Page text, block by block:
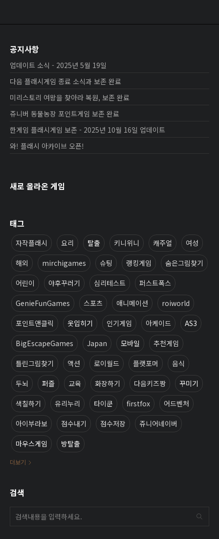
공지사항
업데이트 소식 - 2025년 5월 19일
다음 플래시게임 종료 소식과 보존 완료
미리스토리 여왕을 찾아라 복원, 보존 완료
쥬니버 동물농장 포인트게임 보존 완료
한게임 플래시게임 보존 - 2025년 10월 16일 업데이트
와! 플래시 아카이브 오픈!
새로 올라온 게임
태그
자작플래시 요리 탈출 키니위니 캐주얼 여성
해외 mirchigames 슈팅 랭킹게임 숨은그림찾기
어린이 야후꾸러기 심리테스트 퍼스트폭스
GenieFunGames 스포츠 애니메이션 roiworld
포인트앤클릭 옷입히기 인기게임 아케이드 AS3
BigEscapeGames Japan 모바일 추천게임
틀린그림찾기 액션 로이월드 플랫포머 음식
두뇌 퍼즐 교육 화장하기 다음키즈짱 꾸미기
색칠하기 유리누리 타이쿤 firstfox 어드벤처
아이부라보 점수내기 점수저장 쥬니어네이버
마우스게임 방탈출
더보기
검색